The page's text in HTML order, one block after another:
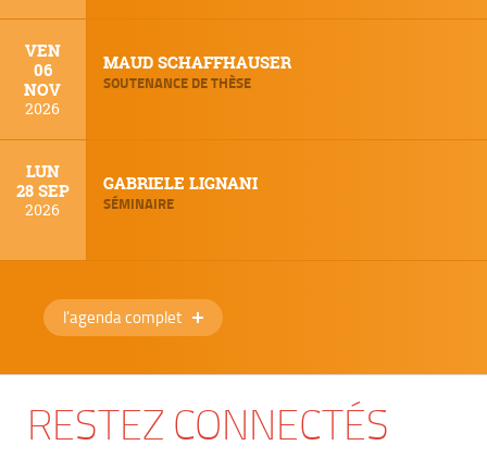
VEN
06
NOV
2026
MAUD SCHAFFHAUSER
SOUTENANCE DE THÈSE
LUN
28 SEP
2026
GABRIELE LIGNANI
SÉMINAIRE
l'agenda complet
RESTEZ CONNECTÉS